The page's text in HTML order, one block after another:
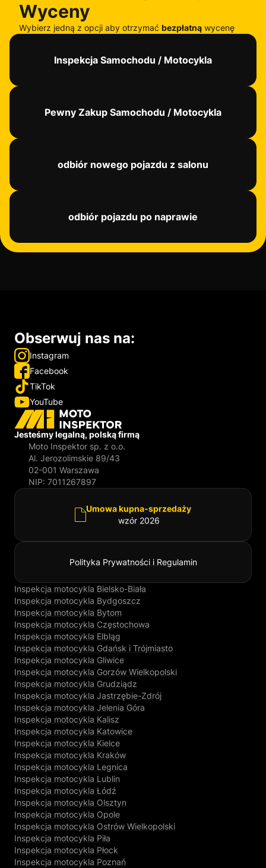
Wyceny
Wybierz jedną z opcji aby otrzymać bezpłatną wycenę
Inspekcja Samochodu / Motocykla
Pewny Zakup Samochodu / Motocykla
odbiór nowego pojazdu z salonu
odbiór pojazdu po naprawie
Umowa kupna-sprzedaży
wzór 2026
Polityka Prywatności i Regulamin
Jesteśmy legalną, polską firmą
Moto Inspektor sp. z o.o.
Al. Jerozolimskie 89/43
02-001 Warszawa
NIP: 7011267897
Obserwuj nas na:
Instagram
Facebook
TikTok
YouTube
Inspekcja motocykla Bielsko-Biała
Inspekcja motocykla Bydgoszcz
Inspekcja motocykla Bytom
Inspekcja motocykla Częstochowa
Inspekcja motocykla Elbląg
Inspekcja motocykla Gdańsk i Trójmiasto
Inspekcja motocykla Gliwice
Inspekcja motocykla Gorzów Wielkopolski
Inspekcja motocykla Grudziądz
Inspekcja motocykla Jastrzębie-Zdrój
Inspekcja motocykla Jelenia Góra
Inspekcja motocykla Kalisz
Inspekcja motocykla Katowice
Inspekcja motocykla Kielce
Inspekcja motocykla Kraków
Inspekcja motocykla Legnica
Inspekcja motocykla Lublin
Inspekcja motocykla Łódź
Inspekcja motocykla Olsztyn
Inspekcja motocykla Opole
Inspekcja motocykla Ostrów Wielkopolski
Inspekcja motocykla Piła
Inspekcja motocykla Płock
Inspekcja motocykla Poznań